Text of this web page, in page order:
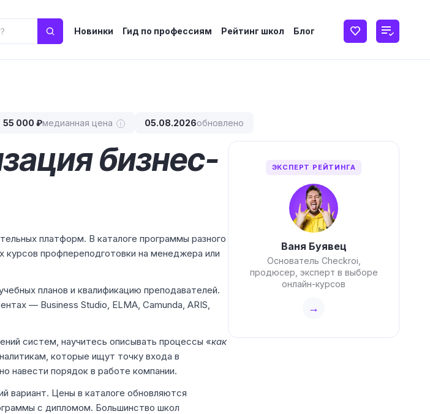
Новинки Гид по профессиям Рейтинг школ Блог
55 000 ₽медианная цена 05.08.2026обновлено
бизнес-
платформ. В каталоге программы разного
курсов профпереподготовки на менеджера или
планов и квалификацию преподавателей.
— Business Studio, ELMA, Camunda, ARIS,
систем, научитесь описывать процессы «как
которые ищут точку входа в
навести порядок в работе компании.
вариант. Цены в каталоге обновляются
с дипломом. Большинство школ
ЭКСПЕРТ РЕЙТИНГА
Ваня Буявец
Основатель Checkroi,
продюсер, эксперт в выборе
онлайн-курсов
→